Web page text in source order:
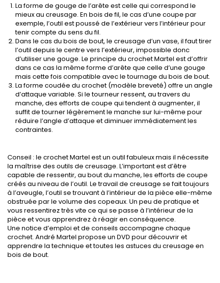
La forme de gouge de l’arête est celle qui correspond le
mieux au creusage. En bois de fil, le cas d’une coupe par
exemple, l’outil est poussé de l’extérieur vers l’intérieur pour
tenir compte du sens du fil.
Dans le cas du bois de bout, le creusage d’un vase, il faut tirer
l’outil depuis le centre vers l’extérieur, impossible donc
d’utiliser une gouge. Le principe du crochet Martel est d’offrir
dans ce cas la même forme d’arête que celle d’une gouge
mais cette fois compatible avec le tournage du bois de bout.
La forme coudée du crochet (modèle breveté) offre un angle
d’attaque variable. Si le tourneur ressent, au travers du
manche, des efforts de coupe qui tendent à augmenter, il
suffit de tourner légèrement le manche sur lui-même pour
réduire l’angle d’attaque et diminuer immédiatement les
contraintes.
Conseil : le crochet Martel est un outil fabuleux mais il nécessite
la maîtrise des outils de creusage. L’important est d’être
capable de ressentir, au bout du manche, les efforts de coupe
créés au niveau de l’outil. Le travail de creusage se fait toujours
à l’aveugle, l’outil se trouvant à l’intérieur de la pièce elle-même
obstruée par le volume des copeaux. Un peu de pratique et
vous ressentirez très vite ce qui se passe à l’intérieur de la
pièce et vous apprendrez à réagir en conséquence.
Une notice d’emploi et de conseils accompagne chaque
crochet. André Martel propose un DVD pour découvrir et
apprendre la technique et toutes les astuces du creusage en
bois de bout.